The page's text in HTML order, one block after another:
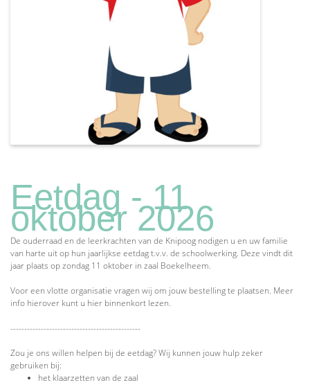
Eetdag - 11
oktober 2026
De ouderraad en de leerkrachten van de Knipoog nodigen u en uw familie
van harte uit op hun jaarlijkse eetdag t.v.v. de schoolwerking. Deze vindt dit
jaar plaats op zondag 11 oktober in zaal Boekelheem.
Voor een vlotte organisatie vragen wij om jouw bestelling te plaatsen. Meer
info hierover kunt u hier binnenkort lezen.
-----------------------------------------------
Zou je ons willen helpen bij de eetdag? Wij kunnen jouw hulp zeker
gebruiken bij:
het klaarzetten van de zaal